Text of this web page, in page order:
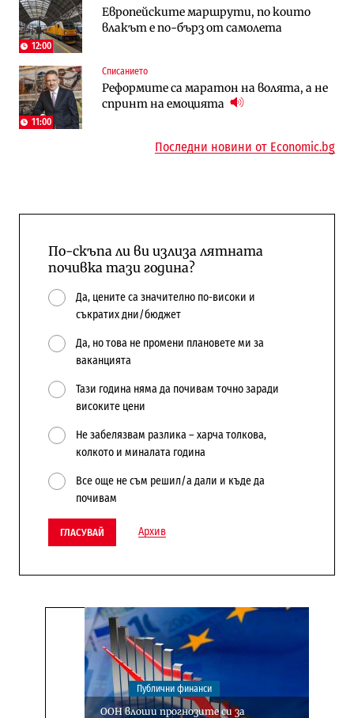
12:00
Европейските маршрути, по които
влакът е по-бърз от самолета
11:00
Списанието
Реформите са маратон на волята, а не
спринт на емоцията
АЕЦ „Козлодуй“ ще работи само още
няколко седмици, ако сушата продължи
Енергетика
Държавният ТЕЦ „Марица изток 2“
работи с 5 блока
Последни дни с обозначаване на цените
в лева: Какво предстои?
Компании
„Ендуросат“ ще строи огромен
космически и отбранителен център в
Последни новини от Economic.bg
По-скъпа ли ви излиза лятната
почивка тази година?
Да, цените са значително по-високи и
съкратих дни/бюджет
Да, но това не промени плановете ми за
ваканцията
Тази година няма да почивам точно заради
високите цени
Не забелязвам разлика – харча толкова,
колкото и миналата година
Все още не съм решил/а дали и къде да
почивам
ГЛАСУВАЙ Архив
Публични финанси
ООН влоши прогнозите си за